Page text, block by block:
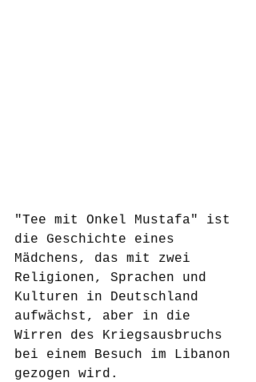
"Tee mit Onkel Mustafa" ist
die Geschichte eines
Mädchens, das mit zwei
Religionen, Sprachen und
Kulturen in Deutschland
aufwächst, aber in die
Wirren des Kriegsausbruchs
bei einem Besuch im Libanon
gezogen wird.